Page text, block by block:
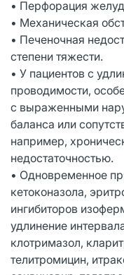
• Перфорация
• Механическая
• Печеночная
степени тяжести.
• У пациентов с
проводимости,
с выраженными
баланса или
например,
недостаточностью.
• Одновременное
кетоконазола,
ингибиторов
удлинение
клотримазол,
телитромицин,